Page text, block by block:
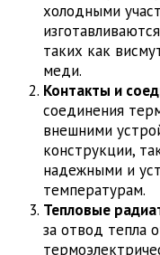
холодными
таких как
меди.
Контакты и
соединения
внешними
конструкции,
надежными и
температурам.
Тепловые
за отвод тепла